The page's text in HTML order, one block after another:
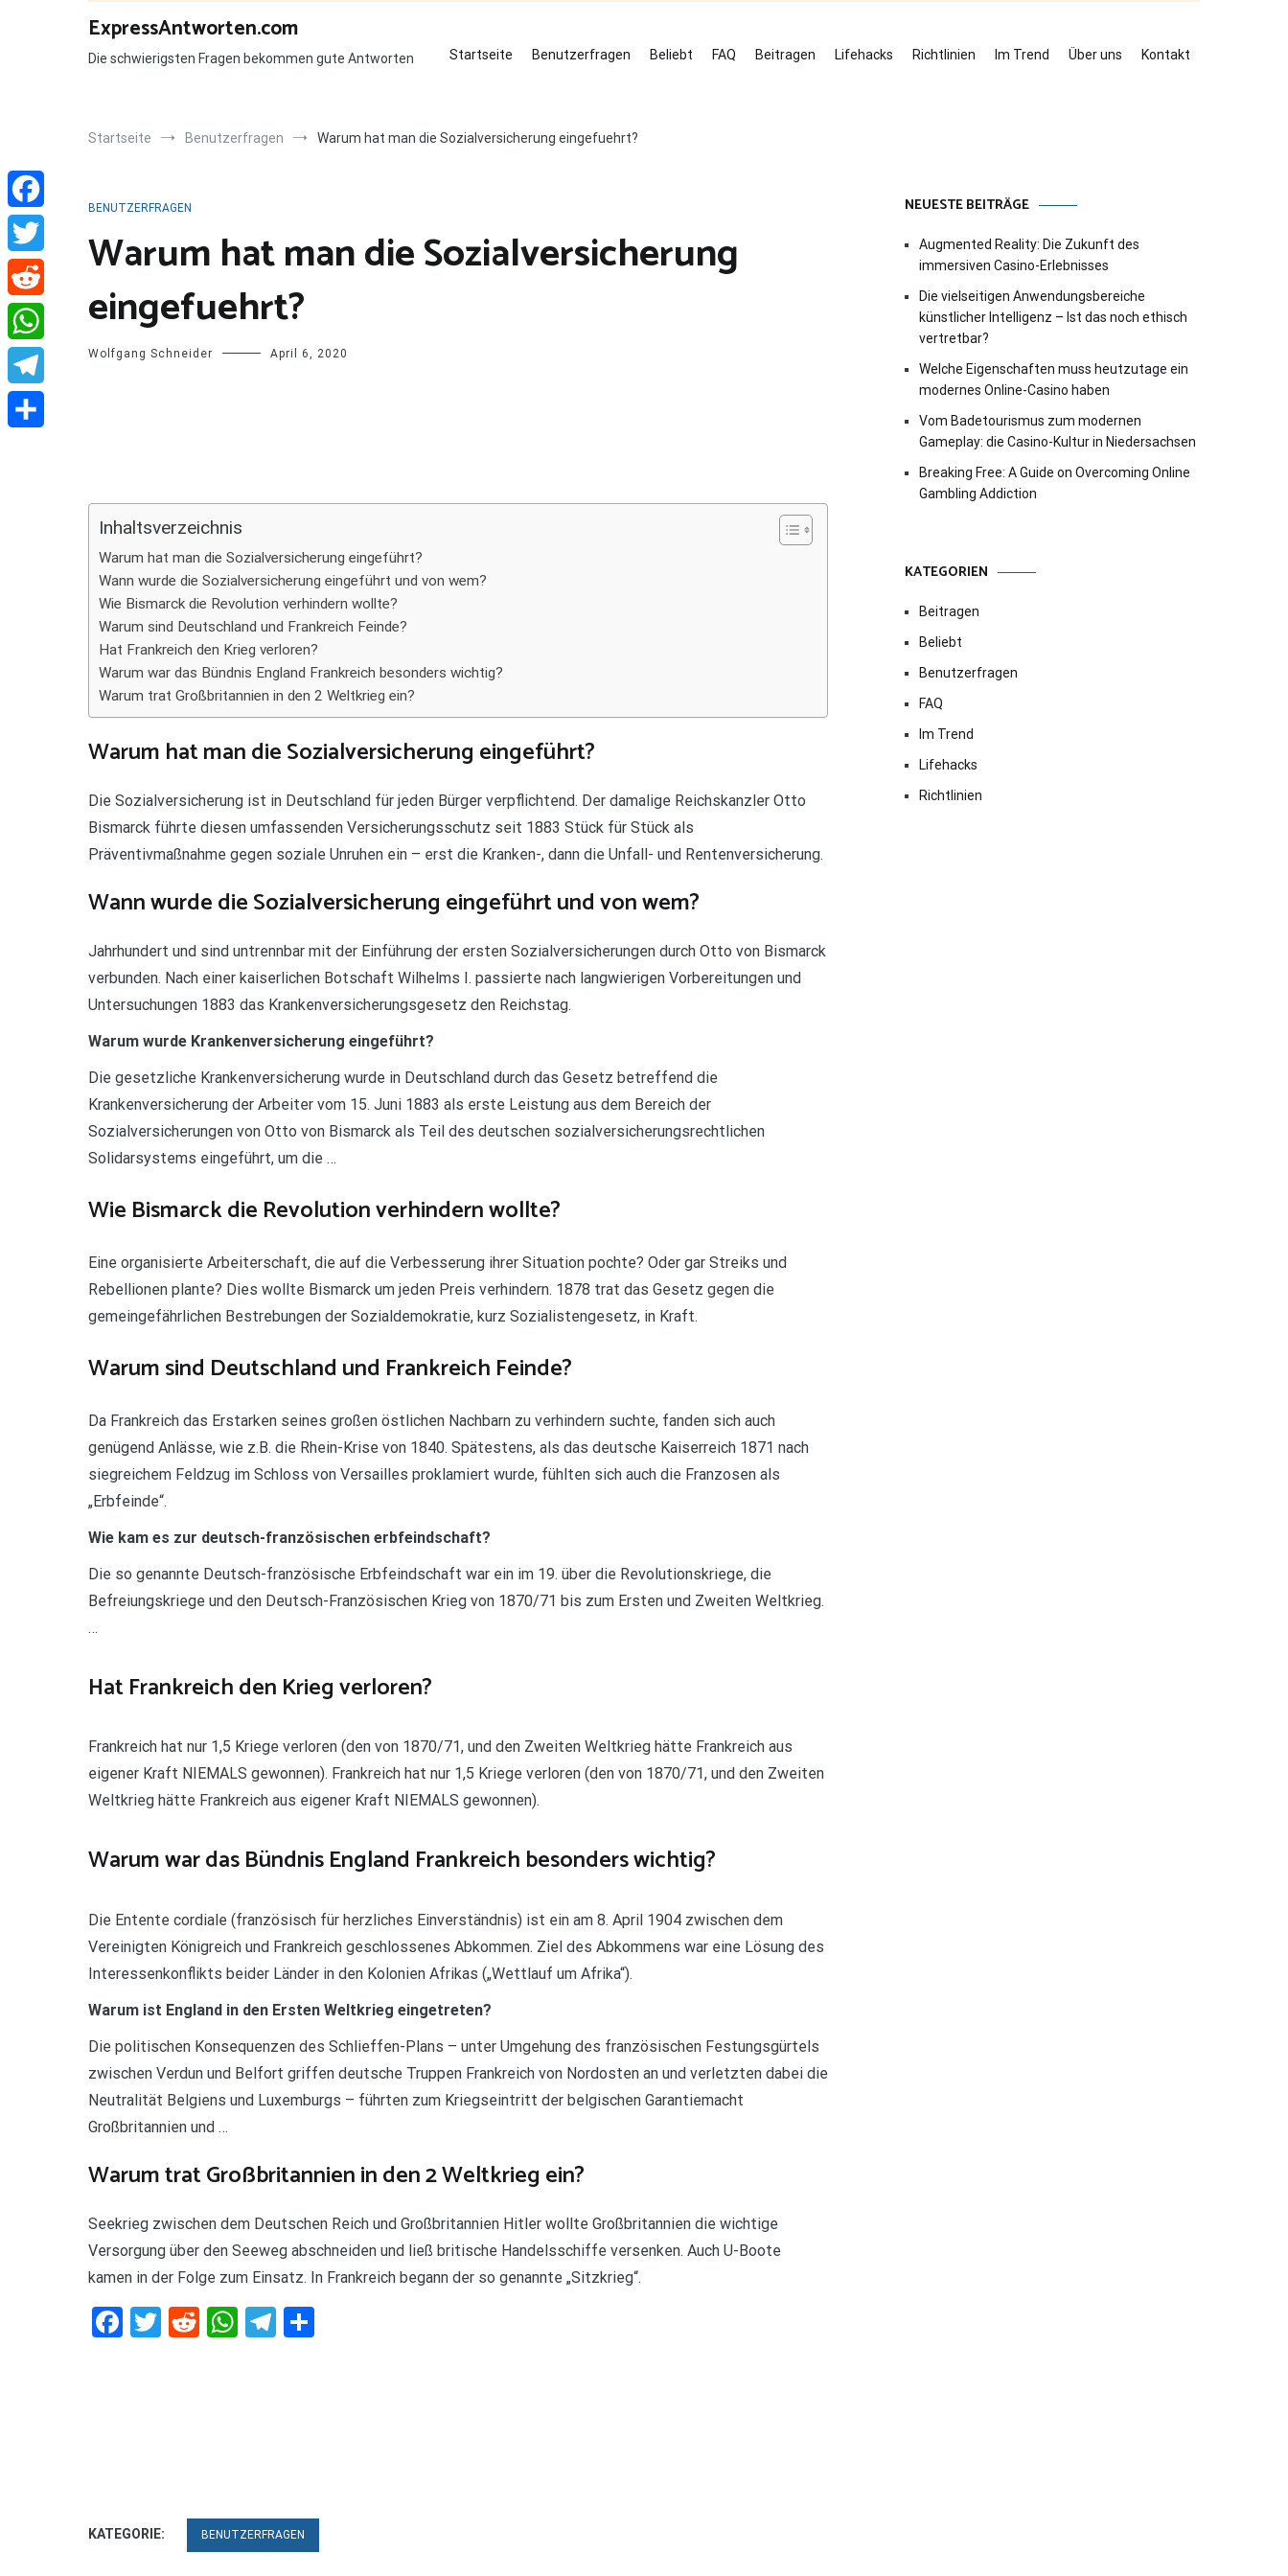
ExpressAntworten.com
Die schwierigsten Fragen bekommen gute Antworten Startseite Benutzerfragen Beliebt FAQ Beitragen Lifehacks Richtlinien Im Trend Über uns Kontakt
Startseite Benutzerfragen Warum hat man die Sozialversicherung eingefuehrt?
BENUTZERFRAGEN
Warum hat man die Sozialversicherung
eingefuehrt?
Wolfgang Schneider April 6, 2020
Inhaltsverzeichnis
Warum hat man die Sozialversicherung eingeführt?
Wann wurde die Sozialversicherung eingeführt und von wem?
Wie Bismarck die Revolution verhindern wollte?
Warum sind Deutschland und Frankreich Feinde?
Hat Frankreich den Krieg verloren?
Warum war das Bündnis England Frankreich besonders wichtig?
Warum trat Großbritannien in den 2 Weltkrieg ein?
Warum hat man die Sozialversicherung eingeführt?
Die Sozialversicherung ist in Deutschland für jeden Bürger verpflichtend. Der damalige Reichskanzler Otto
Bismarck führte diesen umfassenden Versicherungsschutz seit 1883 Stück für Stück als
Präventivmaßnahme gegen soziale Unruhen ein – erst die Kranken-, dann die Unfall- und Rentenversicherung.
Wann wurde die Sozialversicherung eingeführt und von wem?
Jahrhundert und sind untrennbar mit der Einführung der ersten Sozialversicherungen durch Otto von Bismarck
verbunden. Nach einer kaiserlichen Botschaft Wilhelms I. passierte nach langwierigen Vorbereitungen und
Untersuchungen 1883 das Krankenversicherungsgesetz den Reichstag.
Warum wurde Krankenversicherung eingeführt?
Die gesetzliche Krankenversicherung wurde in Deutschland durch das Gesetz betreffend die
Krankenversicherung der Arbeiter vom 15. Juni 1883 als erste Leistung aus dem Bereich der
Sozialversicherungen von Otto von Bismarck als Teil des deutschen sozialversicherungsrechtlichen
Solidarsystems eingeführt, um die …
Wie Bismarck die Revolution verhindern wollte?
Eine organisierte Arbeiterschaft, die auf die Verbesserung ihrer Situation pochte? Oder gar Streiks und
Rebellionen plante? Dies wollte Bismarck um jeden Preis verhindern. 1878 trat das Gesetz gegen die
gemeingefährlichen Bestrebungen der Sozialdemokratie, kurz Sozialistengesetz, in Kraft.
Warum sind Deutschland und Frankreich Feinde?
Da Frankreich das Erstarken seines großen östlichen Nachbarn zu verhindern suchte, fanden sich auch
genügend Anlässe, wie z.B. die Rhein-Krise von 1840. Spätestens, als das deutsche Kaiserreich 1871 nach
siegreichem Feldzug im Schloss von Versailles proklamiert wurde, fühlten sich auch die Franzosen als
„Erbfeinde“.
Wie kam es zur deutsch-französischen erbfeindschaft?
Die so genannte Deutsch-französische Erbfeindschaft war ein im 19. über die Revolutionskriege, die
Befreiungskriege und den Deutsch-Französischen Krieg von 1870/71 bis zum Ersten und Zweiten Weltkrieg.
…
Hat Frankreich den Krieg verloren?
Frankreich hat nur 1,5 Kriege verloren (den von 1870/71, und den Zweiten Weltkrieg hätte Frankreich aus
eigener Kraft NIEMALS gewonnen). Frankreich hat nur 1,5 Kriege verloren (den von 1870/71, und den Zweiten
Weltkrieg hätte Frankreich aus eigener Kraft NIEMALS gewonnen).
Warum war das Bündnis England Frankreich besonders wichtig?
Die Entente cordiale (französisch für herzliches Einverständnis) ist ein am 8. April 1904 zwischen dem
Vereinigten Königreich und Frankreich geschlossenes Abkommen. Ziel des Abkommens war eine Lösung des
Interessenkonflikts beider Länder in den Kolonien Afrikas („Wettlauf um Afrika“).
Warum ist England in den Ersten Weltkrieg eingetreten?
Die politischen Konsequenzen des Schlieffen-Plans – unter Umgehung des französischen Festungsgürtels
zwischen Verdun und Belfort griffen deutsche Truppen Frankreich von Nordosten an und verletzten dabei die
Neutralität Belgiens und Luxemburgs – führten zum Kriegseintritt der belgischen Garantiemacht
Großbritannien und …
Warum trat Großbritannien in den 2 Weltkrieg ein?
Seekrieg zwischen dem Deutschen Reich und Großbritannien Hitler wollte Großbritannien die wichtige
Versorgung über den Seeweg abschneiden und ließ britische Handelsschiffe versenken. Auch U-Boote
kamen in der Folge zum Einsatz. In Frankreich begann der so genannte „Sitzkrieg“.
Facebook
Twitter
RedditWhatsApp
Telegram
KATEGORIE: BENUTZERFRAGEN
NEUESTE BEITRÄGE
Augmented Reality: Die Zukunft des
immersiven Casino-Erlebnisses
Die vielseitigen Anwendungsbereiche
künstlicher Intelligenz – Ist das noch ethisch
vertretbar?
Welche Eigenschaften muss heutzutage ein
modernes Online-Casino haben
Vom Badetourismus zum modernen
Gameplay: die Casino-Kultur in Niedersachsen
Breaking Free: A Guide on Overcoming Online
Gambling Addiction
KATEGORIEN
Beitragen
Beliebt
Benutzerfragen
FAQ
Im Trend
Lifehacks
Richtlinien
Facebook
Twitter
Reddit
WhatsApp
Telegram